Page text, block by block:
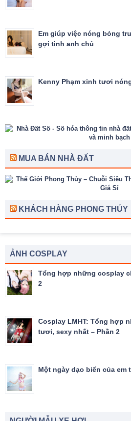
Em giúp việc nóng bỏng
gợi tình anh chủ
Kenny Phạm xinh tươi
MUA BÁN NHÀ ĐẤT
KHÁCH HÀNG PHONG THỦY
ẢNH COSPLAY
Tổng hợp những cosplay
2
Cosplay LMHT: Tổng hợp
tươi, sexy nhất – Phần 2
Một ngày dạo biển của em